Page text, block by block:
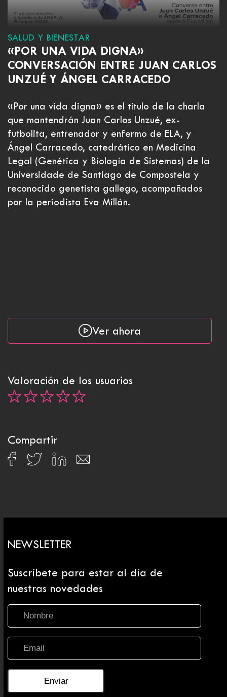
SALUD Y BIENESTAR
«POR UNA VIDA DIGNA»
CONVERSACIÓN ENTRE JUAN CARLOS
UNZUÉ Y ÁNGEL CARRACEDO
«Por una vida digna» es el título de la charla
que mantendrán Juan Carlos Unzué, ex-
futbolita, entrenador y enfermo de ELA, y
Ángel Carracedo, catedrático en Medicina
Legal (Genética y Biología de Sistemas) de la
Universidade de Santiago de Compostela y
reconocido genetista gallego, acompañados
por la periodista Eva Millán.
Ver ahora
Valoración de los usuarios
Compartir
NEWSLETTER
Suscríbete para estar al día de
nuestras novedades